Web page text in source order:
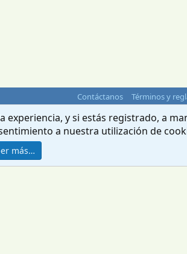
Contáctanos Términos y
y si estás registrado, a
a nuestra utilización de
más…